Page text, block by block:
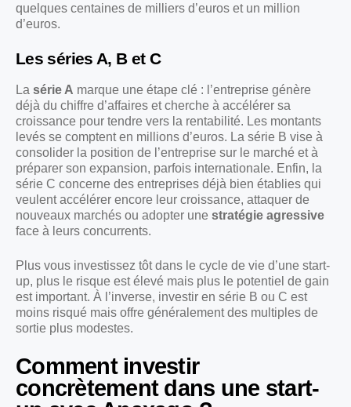
quelques centaines de milliers d’euros et un million
d’euros.
Les séries A, B et C
La série A marque une étape clé : l’entreprise génère
déjà du chiffre d’affaires et cherche à accélérer sa
croissance pour tendre vers la rentabilité. Les montants
levés se comptent en millions d’euros. La série B vise à
consolider la position de l’entreprise sur le marché et à
préparer son expansion, parfois internationale. Enfin, la
série C concerne des entreprises déjà bien établies qui
veulent accélérer encore leur croissance, attaquer de
nouveaux marchés ou adopter une stratégie agressive
face à leurs concurrents.
Plus vous investissez tôt dans le cycle de vie d’une start-
up, plus le risque est élevé mais plus le potentiel de gain
est important. À l’inverse, investir en série B ou C est
moins risqué mais offre généralement des multiples de
sortie plus modestes.
Comment investir
concrètement dans une start-